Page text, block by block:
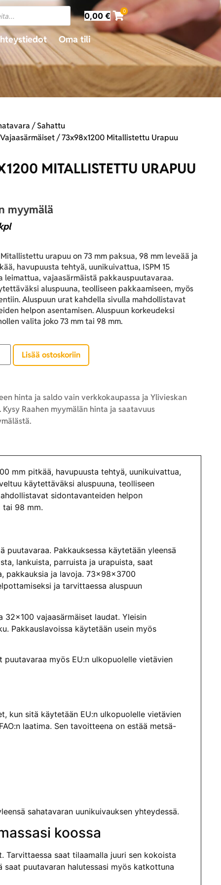
0,00€ 0
Oma tili
/Sahattu
Vajaasärmäiset/ 73x98x1200 Mitallistettu Urapuu
MITALLISTETTU URAPUU
myymälä
urapuu on 73 mm paksua, 98 mm leveää ja
havupuusta tehtyä, uunikuivattua, ISPM 15
leimattua, vajaasärmäistä pakkauspuutavaraa.
aluspuuna, teolliseen pakkaamiseen, myös
Aluspuun urat kahdella sivulla mahdollistavat
helpon asentamisen. Aluspuun korkeudeksi
valita joko 73 mm tai 98 mm.
Lisää ostoskoriin
hinta ja saldo vain verkkokaupassa ja Ylivieskan
Kysy Raahen myymälän hinta ja saatavuus
mm pitkää, havupuusta tehtyä, uunikuivattua,
käytettäväksi aluspuuna, teolliseen
sidontavanteiden helpon
tai 98 mm.
Pakkauksessa käytetään yleensä
lankuista, parruista ja urapuista, saat
pakkauksia ja lavoja. 73x98x3700
ja tarvittaessa aluspuun
vajaasärmäiset laudat. Yleisin
Pakkauslavoissa käytetään usein myös
myös EU:n ulkopuolelle vietävien
kun sitä käytetään EU:n ulkopuolelle vietävien
laatima. Sen tavoitteena on estää metsä-
sahatavaran uunikuivauksen yhteydessä.
koossa
saat tilaamalla juuri sen kokoista
puutavaran halutessasi myös katkottuna